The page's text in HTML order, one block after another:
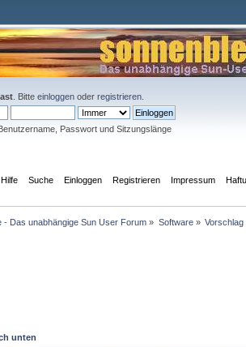
. Bitte einloggen oder registrieren
Passwort und Sitzungslänge
Hilfe Suche Einloggen Registrieren Impressum
- Das unabhängige Sun User Forum » Software» Vorschlag
unten